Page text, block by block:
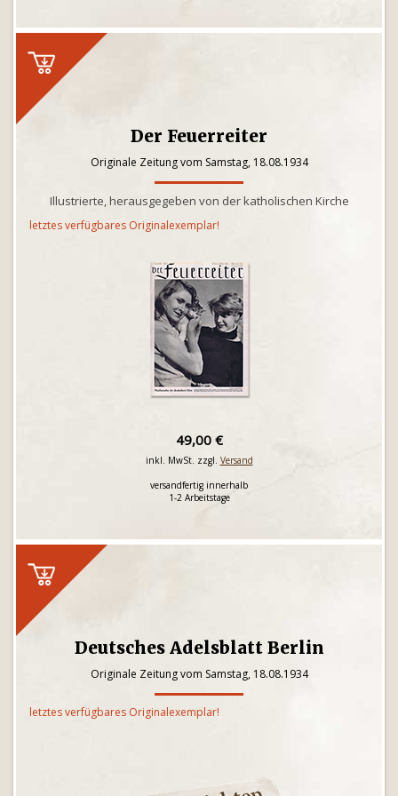
Der Feuerreiter
Originale Zeitung vom Samstag, 18.08.1934
Illustrierte, herausgegeben von der katholischen Kirche
letztes verfügbares Originalexemplar!
49,00 €
inkl. MwSt. zzgl. Versand
versandfertig innerhalb
1-2 Arbeitstage
Deutsches Adelsblatt Berlin
Originale Zeitung vom Samstag, 18.08.1934
letztes verfügbares Originalexemplar!